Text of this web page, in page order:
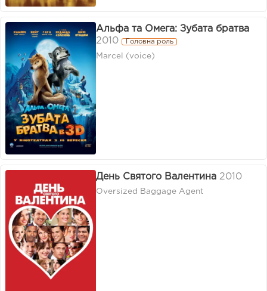
Альфа та Омега: Зубата братва
2010
Головна роль
Marcel (voice)
День Святого Валентина 2010
Oversized Baggage Agent